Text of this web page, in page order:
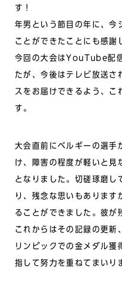
す！
年男という節目の年に、今
ことができたことにも感謝
今回の大会はYouTube配
たが、今後はテレビ放送さ
スをお届けできるよう、こ
す。
大会直前にベルギーの選手
け、障害の程度が軽いと
となりました。切磋琢磨し
り、残念な思いもあります
ることができました。彼が
これからはその記録の更
リンピックでの金メダル
指して努力を重ねてまいり